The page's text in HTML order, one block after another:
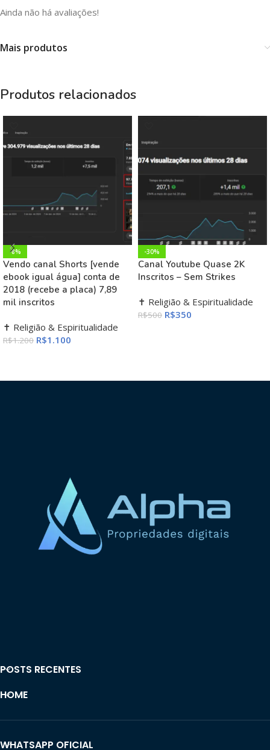
Ainda não há avaliações!
Mais produtos
Produtos relacionados
-8%
Vendo canal Shorts [vende
ebook igual água] conta de
2018 (recebe a placa) 7,89
mil inscritos
✝️ Religião & Espiritualidade
R$1.200 R$1.100
-30%
Canal Youtube Quase 2K
Inscritos – Sem Strikes
✝️ Religião & Espiritualidade
R$500 R$350
POSTS RECENTES
HOME
WHATSAPP OFICIAL